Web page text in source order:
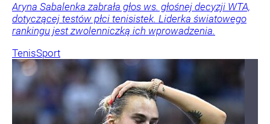
Aryna Sabalenka zabrała głos ws. głośnej decyzji WTA,
dotyczącej testów płci tenisistek. Liderka światowego
rankingu jest zwolenniczką ich wprowadzenia.
TenisSport